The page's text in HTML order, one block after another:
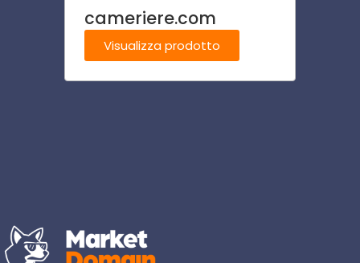
cameriere.com
Visualizza prodotto